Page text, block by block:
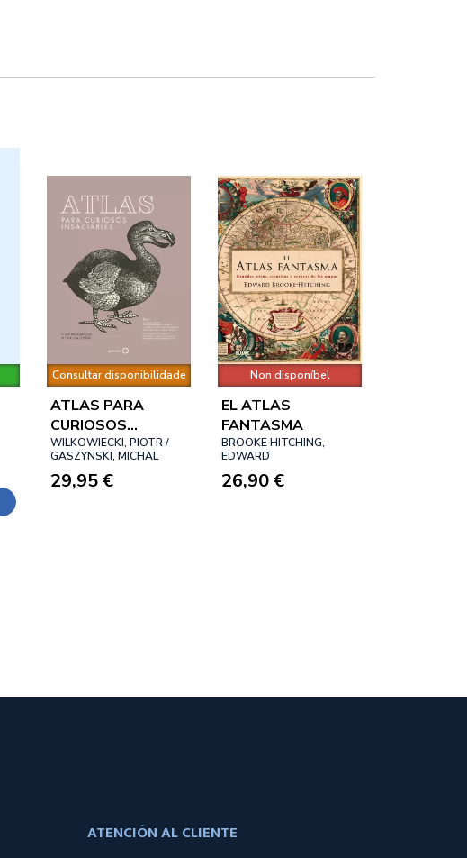
Consultar disponibilidade
ATLAS PARA
CURIOSOS
INSACIABLES
(NUEVA
PRESENTACIÓN)
WILKOWIECKI, PIOTR /
GASZYNSKI, MICHAL
29,95 €
Non disponíbel
EL ATLAS
FANTASMA
BROOKE HITCHING,
EDWARD
26,90 €
ATENCIÓN AL CLIENTE